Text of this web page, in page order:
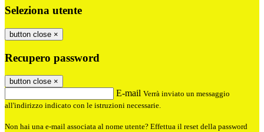
Seleziona utente
button close ×
Recupero password
button close ×
E-mail Verrà inviato un messaggio
all'indirizzo indicato con le istruzioni necessarie.
Non hai una e-mail associata al nome utente? Effettua il reset della password